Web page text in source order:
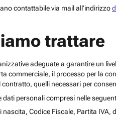
contattabile via mail all’indirizzo
trattare
adeguate a garantire un
commerciale, il processo per la
quelli necessari per
personali compresi nelle
Codice Fiscale, Partita IVA,